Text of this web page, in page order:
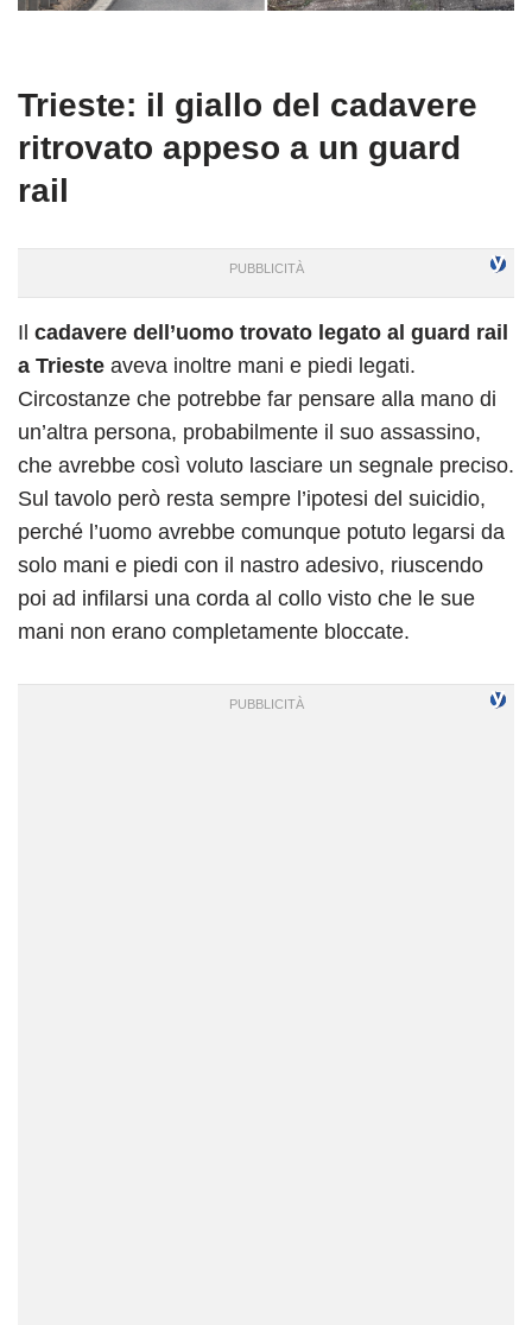
Trieste: il giallo del cadavere
ritrovato appeso a un guard
rail
Il cadavere dell’uomo trovato legato al guard rail
a Trieste aveva inoltre mani e piedi legati.
Circostanze che potrebbe far pensare alla mano di
un’altra persona, probabilmente il suo assassino,
che avrebbe così voluto lasciare un segnale preciso.
Sul tavolo però resta sempre l’ipotesi del suicidio,
perché l’uomo avrebbe comunque potuto legarsi da
solo mani e piedi con il nastro adesivo, riuscendo
poi ad infilarsi una corda al collo visto che le sue
mani non erano completamente bloccate.